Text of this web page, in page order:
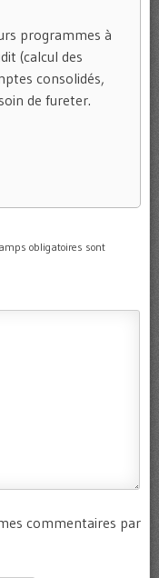
programmes à
(calcul des
consolidés,
de fureter.
obligatoires sont
commentaires par